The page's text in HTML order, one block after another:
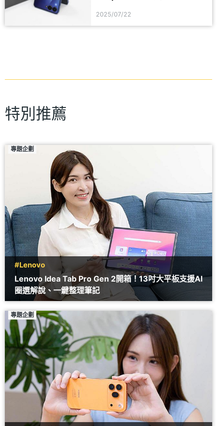
2025/07/22
特別推薦
專題企劃
#Lenovo
Lenovo Idea Tab Pro Gen 2開箱！13吋大平板支援AI
圈選解說、一鍵整理筆記
專題企劃